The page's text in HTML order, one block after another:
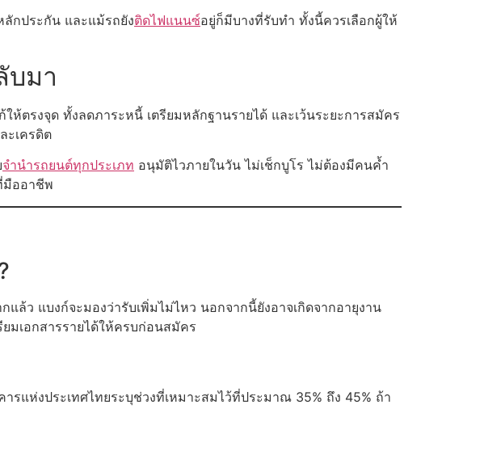
ลักประกัน และแม้รถยังติดไฟแนนซ์อยู่ก็มีบางที่รับทำ ทั้งนี้ควรเลือกผู้ให้
บมา
ห้ตรงจุด ทั้งลดภาระหนี้ เตรียมหลักฐานรายได้ และเว้นระยะการสมัคร
ะเครดิต
จำนำรถยนต์ทุกประเภท อนุมัติไวภายในวัน ไม่เช็กบูโร ไม่ต้องมีคนค้ำ
มืออาชีพ
ล้ว แบงก์จะมองว่ารับเพิ่มไม่ไหว นอกจากนี้ยังอาจเกิดจากอายุงาน
มเอกสารรายได้ให้ครบก่อนสมัคร
รแห่งประเทศไทยระบุช่วงที่เหมาะสมไว้ที่ประมาณ 35% ถึง 45% ถ้า